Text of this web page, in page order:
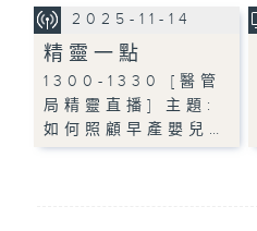
2025-11-14
精靈一點
1300-1330 [醫管
局精靈直播] 主題:
如何照顧早產嬰兒…